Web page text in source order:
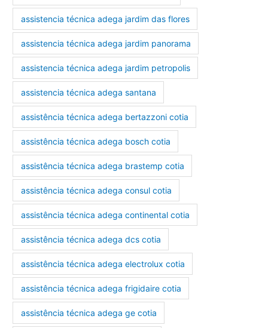
assistencia técnica adega jardim das flores
assistencia técnica adega jardim panorama
assistencia técnica adega jardim petropolis
assistencia técnica adega santana
assistência técnica adega bertazzoni cotia
assistência técnica adega bosch cotia
assistência técnica adega brastemp cotia
assistência técnica adega consul cotia
assistência técnica adega continental cotia
assistência técnica adega dcs cotia
assistência técnica adega electrolux cotia
assistência técnica adega frigidaire cotia
assistência técnica adega ge cotia